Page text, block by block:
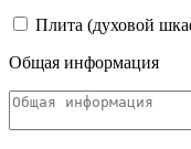
Плита (духовой
Общая информация